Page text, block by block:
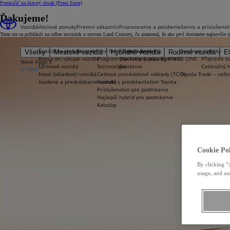
Preskočiť na hlavný obsah (Press Enter)
Vozidlá
Všetky Mestské vozidlá Hybridné vozidlá Rodinné vozidlá
Nové Aygo X
HYBRID
Akciové ponuky
Špeciálna ponuka
Bonus pri výkupe vozidla
Úžitkové vozidlá
Nové (skladové) vozidlá
Jazdené a predvádzacie vozidlá
Firemní zákazníci
Program pre firmy Toyota Business
Program pre firmy Toyota Business
Technológie
Celkové prevádzkové náklady (TCO)
Kontakt s predstaviteľom Toyota
Príslušenstvo pre podnikanie
Najlepší hybrid pre podnikanie
Katalóg
Financovanie a poistenie
Financovanie
Operatívny leasing KINTO ONE
Poistenie
Servis a
Sezónne ponuky
Připravte
Celoročný
Toyota Trade –
Ďakujeme!
Teraz ste sa prihlásili na odber noviniek o novom Land Cruisery, čo znamená, že ako prví dostanete najnovšie
Cookie
By clicking
usage, and